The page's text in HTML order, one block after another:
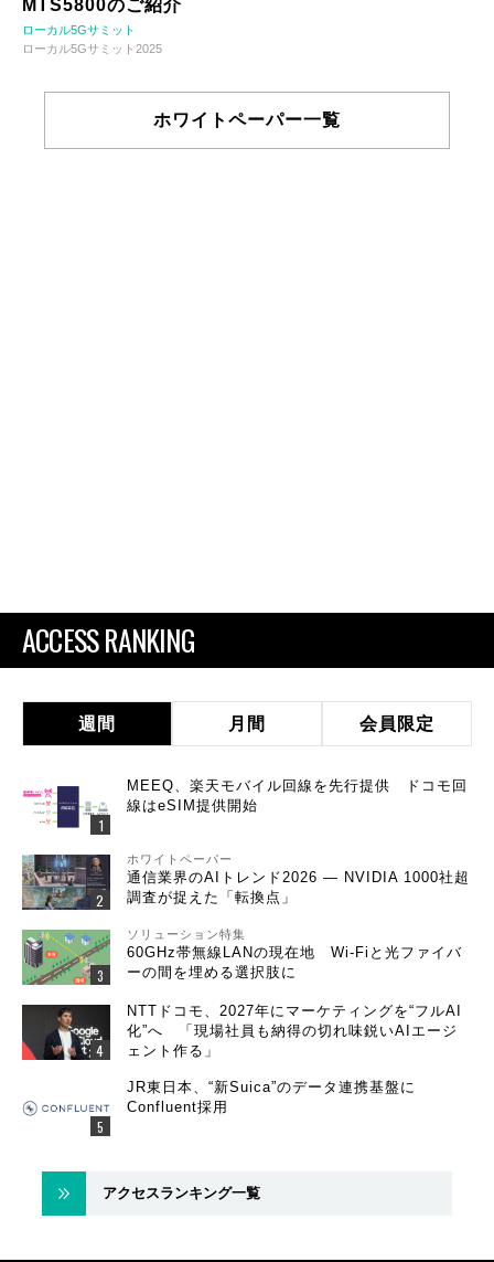
MTS5800のご紹介
ローカル5Gサミット
ローカル5Gサミット2025
ホワイトペーパー一覧
ACCESS RANKING
週間 月間 会員限定
MEEQ、楽天モバイル回線を先行提供 ドコモ回
線はeSIM提供開始
ホワイトペーパー
通信業界のAIトレンド2026 ― NVIDIA 1000社超
調査が捉えた「転換点」
ソリューション特集
60GHz帯無線LANの現在地 Wi-Fiと光ファイバ
ーの間を埋める選択肢に
NTTドコモ、2027年にマーケティングを“フルAI
化”へ 「現場社員も納得の切れ味鋭いAIエージ
ェント作る」
JR東日本、“新Suica”のデータ連携基盤に
Confluent採用
アクセスランキング一覧